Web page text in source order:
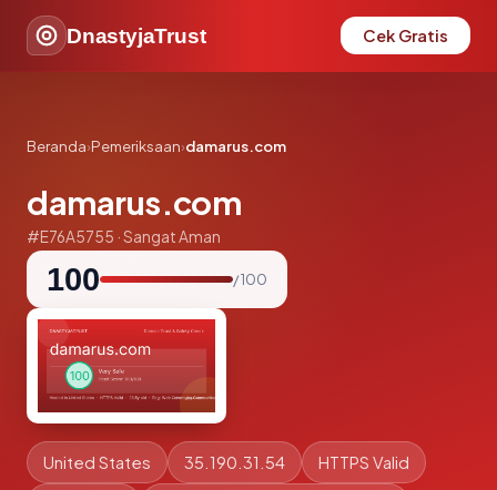
DnastyjaTrust Cek Gratis
Beranda›Pemeriksaan›damarus.com
damarus.com
#E76A5755 · Sangat Aman
100 / 100
United States 35.190.31.54 HTTPS Valid